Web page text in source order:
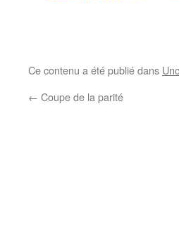
Ce contenu a été publié dans
← Coupe de la parité